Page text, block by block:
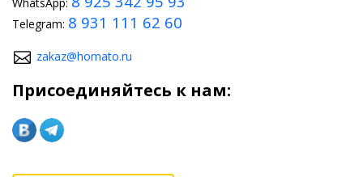
WhatsApp:
Telegram: 8 931 111 62 60
zakaz@homato.ru
Присоединяйтесь к нам: